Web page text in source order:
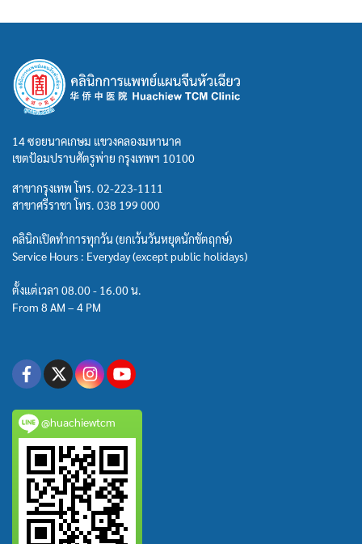
14 ซอยนาคเกษม แขวงคลองมหานาค
เขตป้อมปราบศัตรูพ่าย กรุงเทพฯ 10100
สาขากรุงเทพ โทร. 02-223-1111
สาขาศรีราชา โทร. 038 199 000
คลินิกเปิดทำการทุกวัน (ยกเว้นวันหยุดนักขัตฤกษ์)
Service Hours : Everyday (except public holidays)
ตั้งแต่เวลา 08.00 - 16.00 น.
From 8 AM – 4 PM
@huachiewtcm